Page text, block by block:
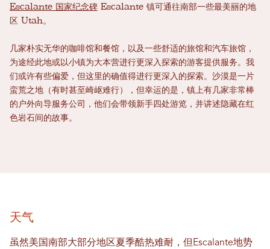
Escalante 国家纪念碑 Escalante 镇可通往南部一些最美丽的地
区 Utah。
几家朴实无华的咖啡馆和餐馆，以及一些舒适的旅馆和汽车旅馆，
为途经此地或以小镇为大本营进行更深入探索的游客提供服务。我
们或许有些偏爱，但这里的确值得进行更深入的探索。沙漠是一片
蛮荒之地（有时甚至崎岖难行），但幸运的是，镇上有几家非常棒
的户外向导服务公司，他们会带领新手四处游览，并讲述隐藏在红
色岩石间的故事。
天气
虽然美国南部大部分地区夏季酷热难耐，但Escalante地势